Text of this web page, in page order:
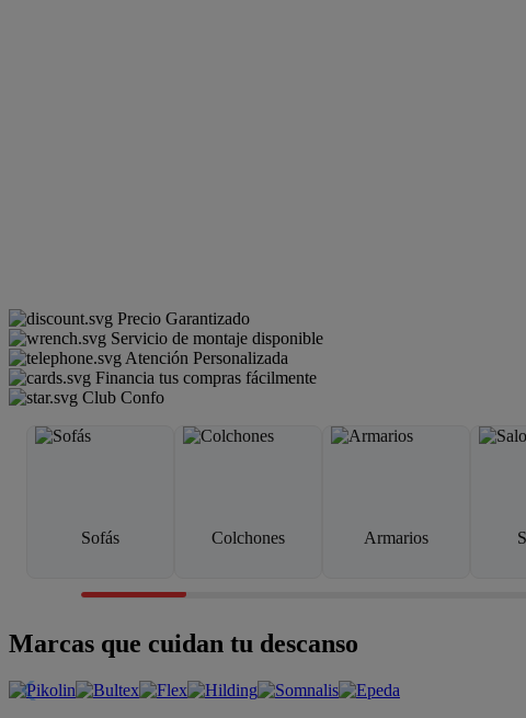
Precio Garantizado
Servicio de montaje disponible
Atención Personalizada
Financia tus compras fácilmente
Club Confo
Sofás Colchones Armarios
Marcas que cuidan tu descanso